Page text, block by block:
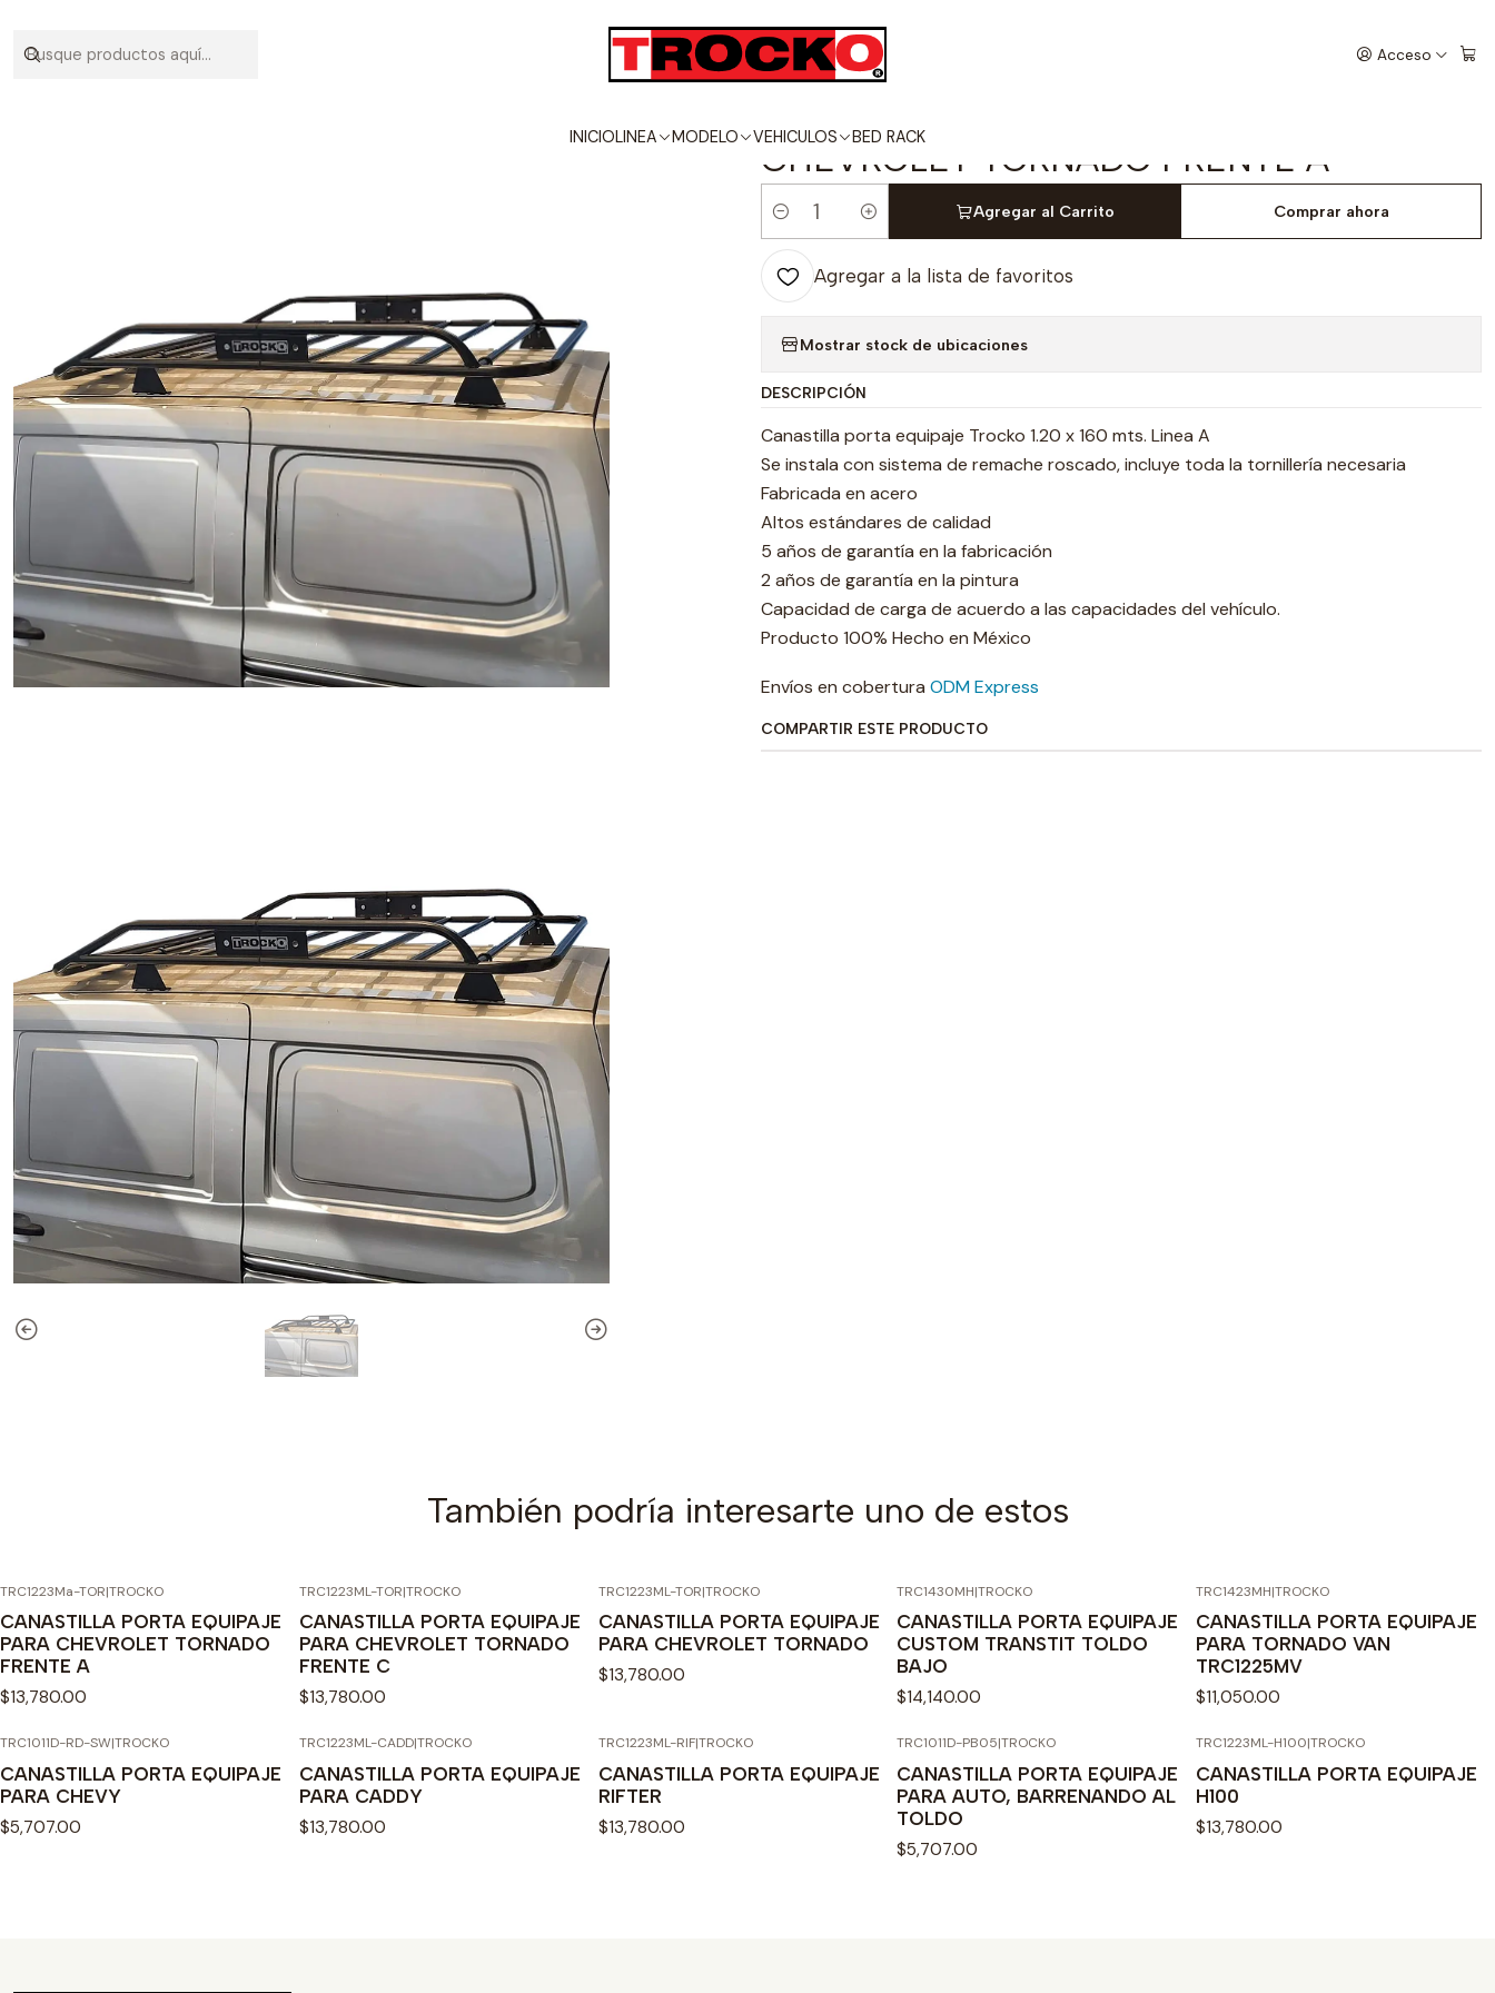
Acceso
INICIOLINEA MODELO VEHICULOS BED RACK
TORNADO VAN CANASTILLA PORTA EQUIPAJE PARA CHEVROLET TORNADO FRENTE A
CANASTILLA PORTA EQUIPAJE PARA
CHEVROLET TORNADO FRENTE A
Cantidad
Agregar al Carrito Comprar ahora
Agregar a la lista de favoritos
Mostrar stock de ubicaciones
DESCRIPCIÓN
Canastilla porta equipaje Trocko 1.20 x 160 mts. Linea A
Se instala con sistema de remache roscado, incluye toda la tornillería necesaria
Fabricada en acero
Altos estándares de calidad
5 años de garantía en la fabricación
2 años de garantía en la pintura
Capacidad de carga de acuerdo a las capacidades del vehículo.
Producto 100% Hecho en México
Envíos en cobertura ODM Express
COMPARTIR ESTE PRODUCTO
También podría interesarte uno de estos
TRC1223Ma-TOR|TROCKO
CANASTILLA PORTA EQUIPAJE
PARA CHEVROLET TORNADO
FRENTE A
$13,780.00
TRC1223ML-TOR|TROCKO
CANASTILLA PORTA EQUIPAJE
PARA CHEVROLET TORNADO
FRENTE C
$13,780.00
TRC1223ML-TOR|TROCKO
CANASTILLA PORTA EQUIPAJE
PARA CHEVROLET TORNADO
$13,780.00
TRC1430MH|TROCKO
CANASTILLA PORTA EQUIPAJE
CUSTOM TRANSTIT TOLDO
BAJO
$14,140.00
TRC1423MH|TROCKO
CANASTILLA PORTA EQUIPAJE
PARA TORNADO VAN
TRC1225MV
$11,050.00
TRC1011D-RD-SW|TROCKO
CANASTILLA PORTA EQUIPAJE
PARA CHEVY
$5,707.00
TRC1223ML-CADD|TROCKO
CANASTILLA PORTA EQUIPAJE
PARA CADDY
$13,780.00
TRC1223ML-RIF|TROCKO
CANASTILLA PORTA EQUIPAJE
RIFTER
$13,780.00
TRC1011D-PB05|TROCKO
CANASTILLA PORTA EQUIPAJE
PARA AUTO, BARRENANDO AL
TOLDO
$5,707.00
TRC1223ML-H100|TROCKO
CANASTILLA PORTA EQUIPAJE
H100
$13,780.00